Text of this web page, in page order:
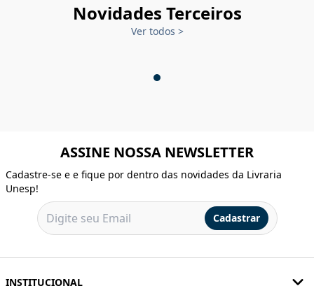
Novidades Terceiros
Ver todos >
ASSINE NOSSA NEWSLETTER
Cadastre-se e e fique por dentro das novidades da Livraria
Unesp!
Cadastrar
INSTITUCIONAL